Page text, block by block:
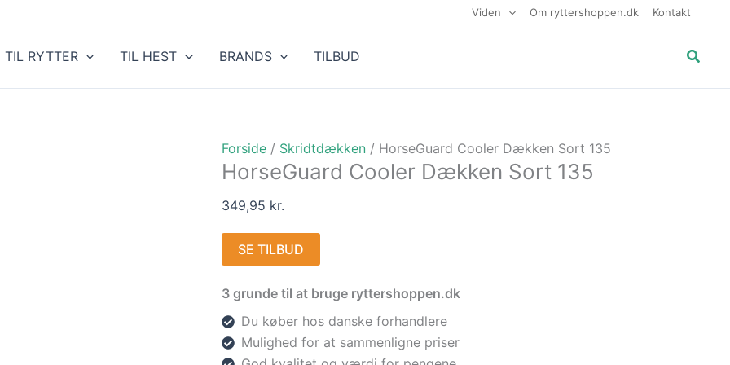
Viden Om ryttershoppen.dk Kontakt
TIL RYTTER TIL HEST BRANDS TILBUD Søg
Forside / Skridtdækken / HorseGuard Cooler Dækken Sort 135
HorseGuard Cooler Dækken Sort 135
349,95 kr.
SE TILBUD
3 grunde til at bruge ryttershoppen.dk
Du køber hos danske forhandlere
Mulighed for at sammenligne priser